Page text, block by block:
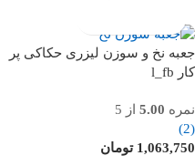
جعبه نخ و سوزن لیزری حکاکی پر
کار l_fb
نمره 5.00 از 5
(2)
1,063,750 تومان